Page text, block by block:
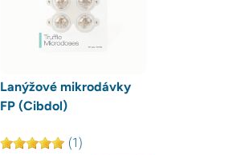
Lanýžové mikrodávky
FP (Cibdol)
(1)